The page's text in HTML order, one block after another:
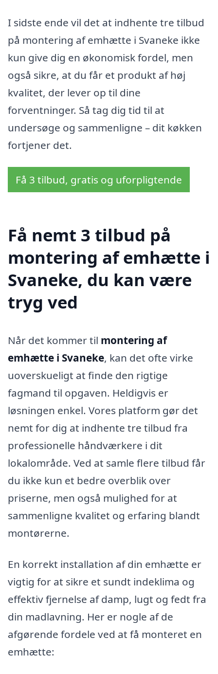
I sidste ende vil det at indhente tre tilbud
på montering af emhætte i Svaneke ikke
kun give dig en økonomisk fordel, men
også sikre, at du får et produkt af høj
kvalitet, der lever op til dine
forventninger. Så tag dig tid til at
undersøge og sammenligne – dit køkken
fortjener det.
Få 3 tilbud, gratis og uforpligtende
Få nemt 3 tilbud på
montering af emhætte i
Svaneke, du kan være
tryg ved
Når det kommer til montering af
emhætte i Svaneke, kan det ofte virke
uoverskueligt at finde den rigtige
fagmand til opgaven. Heldigvis er
løsningen enkel. Vores platform gør det
nemt for dig at indhente tre tilbud fra
professionelle håndværkere i dit
lokalområde. Ved at samle flere tilbud får
du ikke kun et bedre overblik over
priserne, men også mulighed for at
sammenligne kvalitet og erfaring blandt
montørerne.
En korrekt installation af din emhætte er
vigtig for at sikre et sundt indeklima og
effektiv fjernelse af damp, lugt og fedt fra
din madlavning. Her er nogle af de
afgørende fordele ved at få monteret en
emhætte: